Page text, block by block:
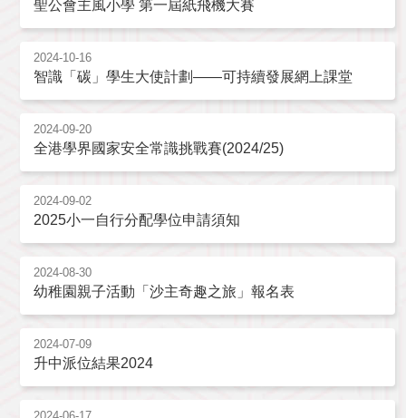
聖公會主風小學 第一屆紙飛機大賽
2024-10-16
智識「碳」學生大使計劃——可持續發展網上課堂
2024-09-20
全港學界國家安全常識挑戰賽(2024/25)
2024-09-02
2025小一自行分配學位申請須知
2024-08-30
幼稚園親子活動「沙主奇趣之旅」報名表
2024-07-09
升中派位結果2024